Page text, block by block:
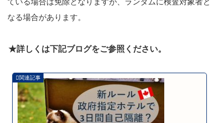
なる場合があります。
★詳しくは下記ブログをご参照ください。